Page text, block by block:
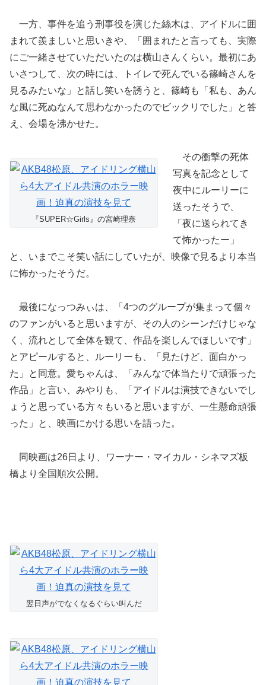
一方、事件を追う刑事役を演じた絲木は、アイドルに囲
まれて羨ましいと思いきや、「囲まれたと言っても、実際
にご一緒させていただいたのは横山さんくらい。最初にあ
いさつして、次の時には、トイレで死んでいる篠崎さんを
見るみたいな」と話し笑いを誘うと、篠崎も「私も、あん
な風に死ぬなんて思わなかったのでビックリでした」と答
え、会場を沸かせた。
『SUPER☆Girls』の宮崎理奈
その衝撃の死体
写真を記念として
夜中にルーリーに
送ったそうで、
「夜に送られてき
て怖かったー」
と、いまでこそ笑い話にしていたが、映像で見るより本当
に怖かったそうだ。
最後になっつみぃは、「4つのグループが集まって個々
のファンがいると思いますが、その人のシーンだけじゃな
く、流れとして全体を観て、作品を楽しんでほしいです」
とアピールすると、ルーリーも、「見たけど、面白かっ
た」と同意。愛ちゃんは、「みんなで体当たりで頑張った
作品」と言い、みやりも、「アイドルは演技できないでし
ょうと思っている方々もいると思いますが、一生懸命頑張
った」と、映画にかける思いを語った。
同映画は26日より、ワーナー・マイカル・シネマズ板
橋より全国順次公開。
翌日声がでなくなるぐらい叫んだ